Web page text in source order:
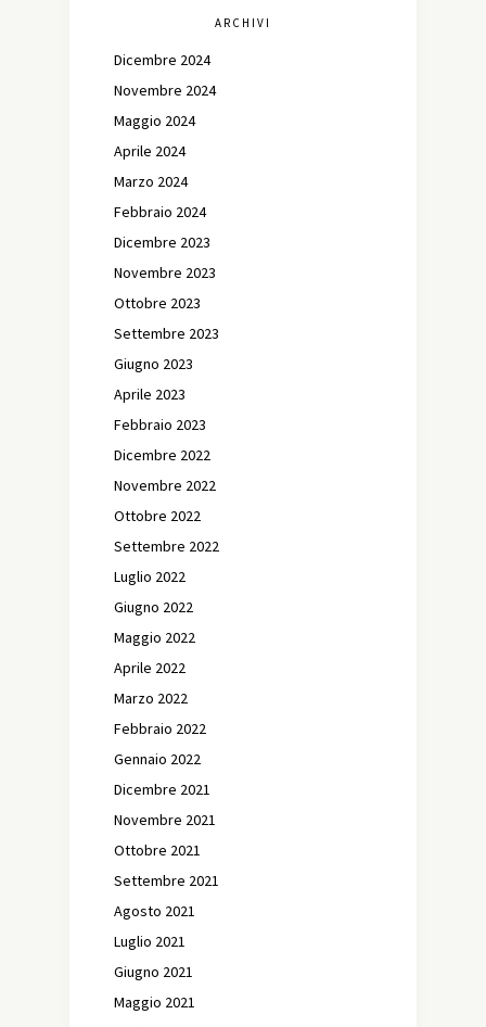
ARCHIVI
Dicembre 2024
Novembre 2024
Maggio 2024
Aprile 2024
Marzo 2024
Febbraio 2024
Dicembre 2023
Novembre 2023
Ottobre 2023
Settembre 2023
Giugno 2023
Aprile 2023
Febbraio 2023
Dicembre 2022
Novembre 2022
Ottobre 2022
Settembre 2022
Luglio 2022
Giugno 2022
Maggio 2022
Aprile 2022
Marzo 2022
Febbraio 2022
Gennaio 2022
Dicembre 2021
Novembre 2021
Ottobre 2021
Settembre 2021
Agosto 2021
Luglio 2021
Giugno 2021
Maggio 2021